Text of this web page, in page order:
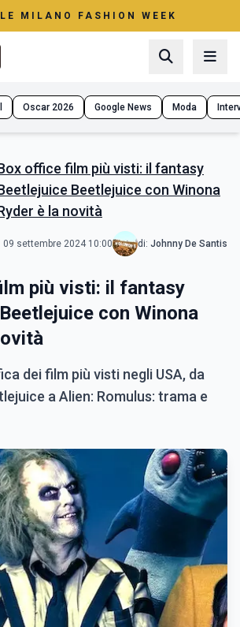
MILANO FASHION WEEK
Oscar 2026 Google News Moda
office film più visti: il fantasy
Beetlejuice con Winona
è la novità
09 settembre 2024 10:00 di: Johnny De Santis
più visti: il fantasy
con Winona
dei film più visti negli USA, da
a Alien: Romulus: trama e